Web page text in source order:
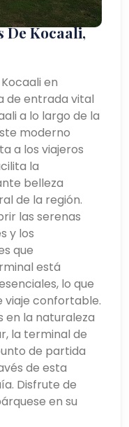
De Kocaali,
en
de entrada vital
a lo largo de la
moderno
a los viajeros
la
belleza
de la región.
las serenas
y los
que
está
lo que
viaje confortable.
en la naturaleza
la terminal de
de partida
de esta
Disfrute de
en su